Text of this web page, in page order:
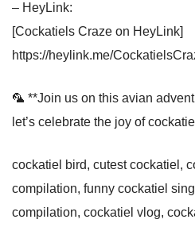
– HeyLink:
[Cockatiels Craze on HeyLink]
https://heylink.me/
🦜 **Join us on this avian
let’s celebrate the joy of
cockatiel bird, cutest cockatiel,
compilation, funny cockatiel
compilation, cockatiel vlog,